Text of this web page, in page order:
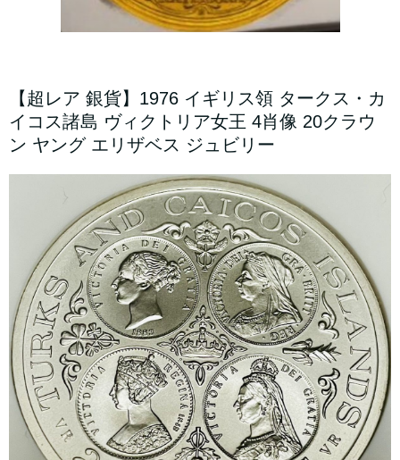
【超レア 銀貨】1976 イギリス領 タークス・カ
イコス諸島 ヴィクトリア女王 4肖像 20クラウ
ン ヤング エリザベス ジュビリー